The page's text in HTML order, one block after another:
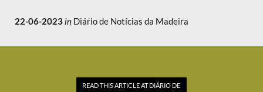
22-06-2023 in Diário de Notícias da Madeira
READ THIS ARTICLE AT DIÁRIO DE